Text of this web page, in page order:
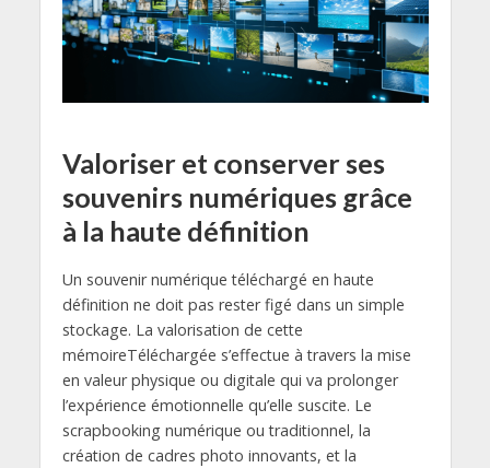
Valoriser et conserver ses
souvenirs numériques grâce
à la haute définition
Un souvenir numérique téléchargé en haute
définition ne doit pas rester figé dans un simple
stockage. La valorisation de cette
mémoireTéléchargée s’effectue à travers la mise
en valeur physique ou digitale qui va prolonger
l’expérience émotionnelle qu’elle suscite. Le
scrapbooking numérique ou traditionnel, la
création de cadres photo innovants, et la